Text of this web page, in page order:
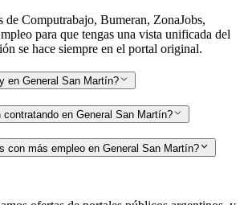
de Computrabajo, Bumeran, ZonaJobs,
para que tengas una vista unificada del
se hace siempre en el portal original.
en General San Martín?
en General San Martín?
con más empleo en General San Martín?